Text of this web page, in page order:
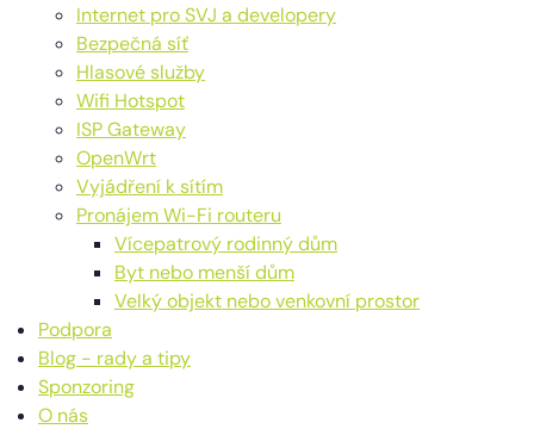
Internet pro SVJ a developery
Bezpečná síť
Hlasové služby
Wifi Hotspot
ISP Gateway
OpenWrt
Vyjádření k sítím
Pronájem Wi-Fi routeru
Vícepatrový rodinný dům
Byt nebo menší dům
Velký objekt nebo venkovní prostor
Podpora
Blog - rady a tipy
Sponzoring
O nás